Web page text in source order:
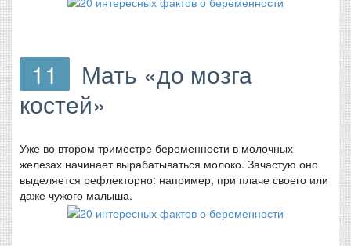
11
Мать «до мозга
костей»
Уже во втором триместре беременности в молочных
железах начинает вырабатываться молоко. Зачастую оно
выделяется рефлекторно: например, при плаче своего или
даже чужого малыша.